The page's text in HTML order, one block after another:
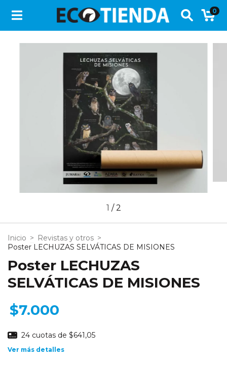
0
1 /2
Inicio > Revistas y otros >
Poster LECHUZAS SELVÁTICAS DE MISIONES
Poster LECHUZAS
SELVÁTICAS DE MISIONES
$7.000
24 cuotas de $641,05
Ver más detalles